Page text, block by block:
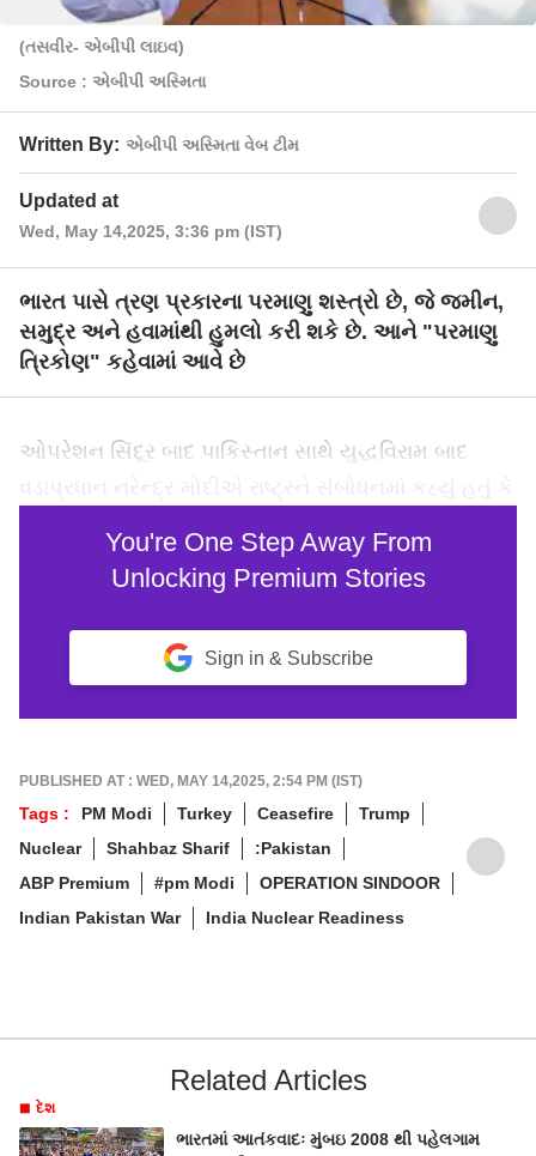
(તસવીર- એબીપી લાઇવ)
Source : એબીપી અસ્મિતા
Written By: એબીપી અસ્મિતા વેબ ટીમ
Updated at
Wed, May 14,2025, 3:36 pm (IST)
ભારત પાસે ત્રણ પ્રકારના પરમાણુ શસ્ત્રો છે, જે જમીન,
સમુદ્ર અને હવામાંથી હુમલો કરી શકે છે. આને "પરમાણુ
ત્રિકોણ" કહેવામાં આવે છે
ઓપરેશન સિંદૂર બાદ પાકિસ્તાન સાથે યુદ્ધવિરામ બાદ
You're One Step Away From
Unlocking Premium Stories
Sign in & Subscribe
PUBLISHED AT : WED, MAY 14,2025, 2:54 PM (IST)
Tags : PM Modi Turkey Ceasefire
Trump
Nuclear
Shahbaz Sharif
:Pakistan
ABP Premium
#pm Modi
OPERATION SINDOOR
Indian Pakistan War
India Nuclear Readiness
Related Articles
દેશ
ભારતમાં આતંકવાદઃ મુંબઇ 2008 થી પહેલગામ